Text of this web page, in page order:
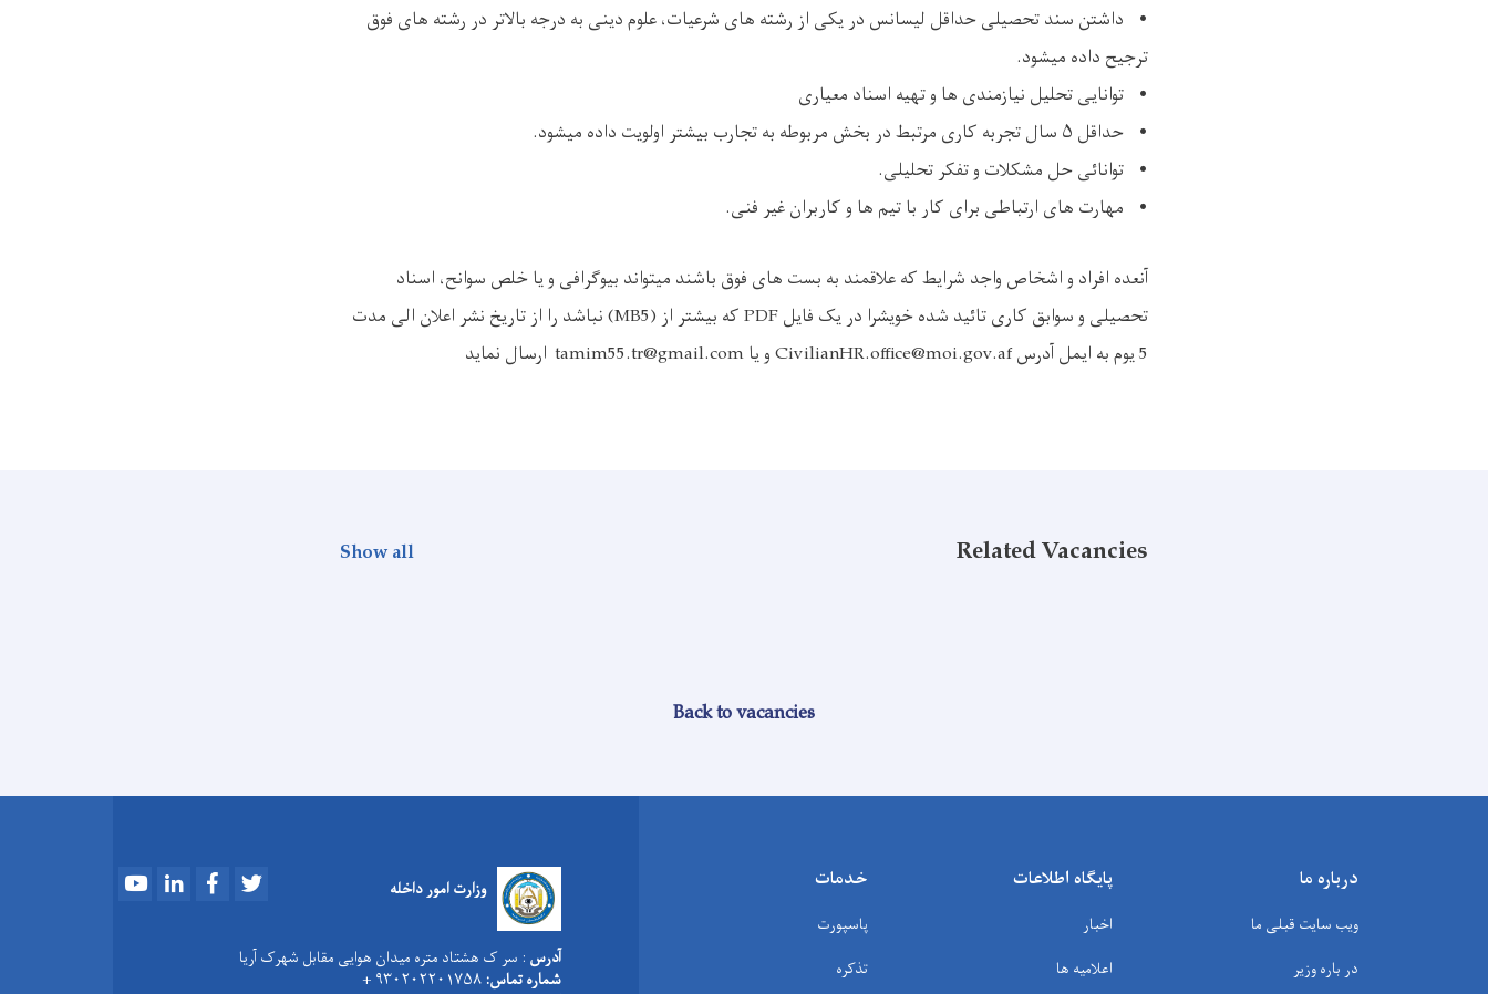
• داشتن سند تحصیلی حداقل لیسانس در یکی از رشته های شرعیات، علوم دینی به درجه بالاتر در رشته های فوق
ترجیح داده میشود.
• توانایی تحلیل نیازمندی ها و تهیه اسناد معیاری
• حداقل ۵ سال تجربه کاری مرتبط در بخش مربوطه به تجارب بیشتر اولویت داده میشود.
• توانائی حل مشکلات و تفکر تحلیلی.
• مهارت های ارتباطی برای کار با تیم ها و کاربران غیر فنی.
آنعده افراد و اشخاص واجد شرایط که علاقمند به بست های فوق باشند میتواند بیوگرافی و یا خلص سوانح، اسناد
تحصیلی و سوابق کاری تائید شده خویشرا در یک فایل PDF که بیشتر از (MB5) نباشد را از تاریخ نشر اعلان الی مدت
5 یوم به ایمل آدرس CivilianHR.office@moi.gov.af و یا tamim55.tr@gmail.com ارسال نماید
Related Vacancies
Show all
Back to vacancies
درباره ما
ویب سایت قبلی ما
در باره وزیر
پایگاه اطلاعات
اخبار
اعلامیه ها
خدمات
پاسپورت
تذکره
وزارت امور داخله YoutubeLinkedInFacebook
آدرس : سر ک هشتاد متره میدان هوایی مقابل شهرک آریا
شماره تماس: